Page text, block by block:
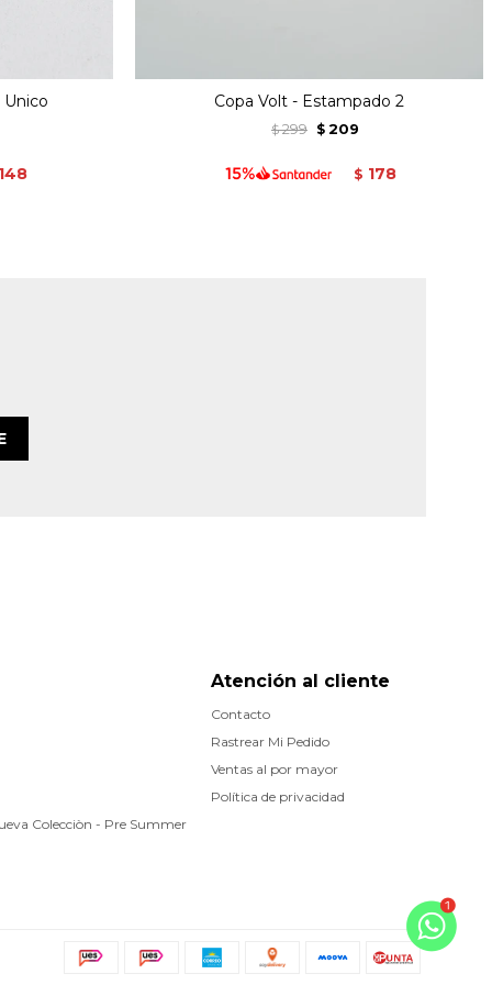
Unico Copa Volt - Estampado 2
$ 299 $ 209
$ 178
Atención al cliente
Contacto
Rastrear Mi Pedido
Ventas al por mayor
Política de privacidad
Colecciòn - Pre Summer